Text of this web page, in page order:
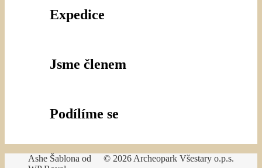
Expedice
Jsme členem
Podílíme se
© 2026 Archeopark Všestary o.p.s.
Ashe Šablona od